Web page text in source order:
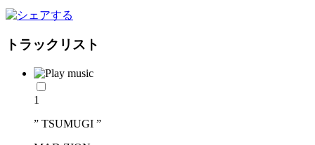
トラックリスト
1
” TSUMUGI ”